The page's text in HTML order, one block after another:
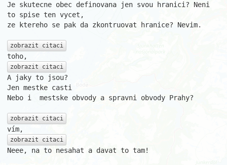
Je skutecne obec definovana jen svou hranici? Neni
to spise ten vycet,
ze ktereho se pak da zkontruovat hranice? Nevim.
zobrazit citaci
zobrazit citaci
A jaky to jsou?
Jen mestke casti
Nebo i  mestske obvody a spravni obvody Prahy?
zobrazit citaci
zobrazit citaci
Neee, na to nesahat a davat to tam!